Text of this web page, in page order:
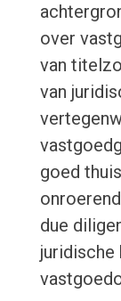
over
van
van
goed
due